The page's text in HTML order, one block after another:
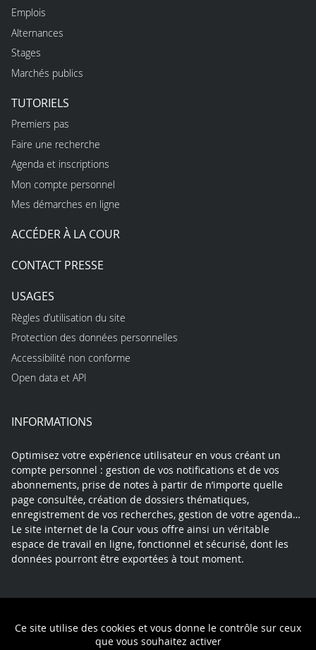
Ce site utilise des cookies et vous donne le contrôle sur ceux
que vous souhaitez activer
Emplois
Alternances
Stages
Marchés publics
TUTORIELS
Premiers pas
Faire une recherche
Agenda et inscriptions
Mon compte personnel
Mes démarches en ligne
ACCÉDER À LA COUR
CONTACT PRESSE
USAGES
Règles d’utilisation du site
Protection des données personnelles
Accessibilité non conforme
Open data et API
INFORMATIONS
Optimisez votre expérience utilisateur en vous créant un
compte personnel : gestion de vos notifications et de vos
abonnements, prise de notes à partir de n’importe quelle
page consultée, création de dossiers thématiques,
enregistrement de vos recherches, gestion de votre agenda…
Le site internet de la Cour vous offre ainsi un véritable
espace de travail en ligne, fonctionnel et sécurisé, dont les
données pourront être exportées à tout moment.
Politique de confidentialité